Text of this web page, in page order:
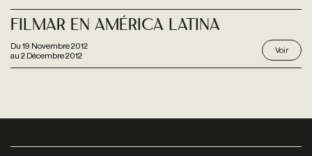
Du 19 Novembre 2012
au 2 Décembre 2012
Filmar En América Latina
Voir